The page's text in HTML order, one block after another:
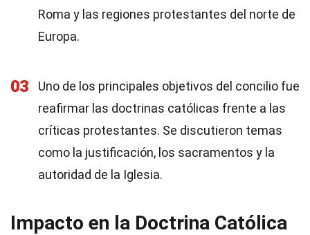
Roma y las regiones protestantes del norte de
Europa.
03
Uno de los principales objetivos del concilio fue
reafirmar las doctrinas católicas frente a las
críticas protestantes. Se discutieron temas
como la justificación, los sacramentos y la
autoridad de la Iglesia.
Impacto en la Doctrina Católica